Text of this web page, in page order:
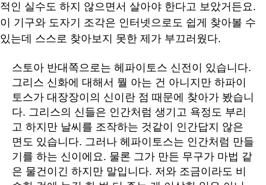
적인 실수도 하지 않으면서 살아야 한다고 보았거든요.
이 기구와 도자기 조각은 인터넷으로도 쉽게 찾아볼 수
있는데 스스로 찾아보지 못한 제가 부끄러웠다.
스토아 반대쪽으로는 헤파이토스 신전이 있습니다.
그리스 신화에 대해서 뭘 아는 건 아니지만 하파이
토스가 대장장이의 신이란 점 때문에 찾아가 봤습니
다. 그리스의 신들은 인간처럼 생기고 욕정도 부리
고 하지만 날씨를 조작하는 것같이 인간답지 않은
면도 있습니다. 그러나 헤파이토스는 인간처럼 만들
기를 하는 신이에요. 물론 그가 만든 무구가 마법 같
은 물건이긴 하지만 말입니다. 저와 조금이라도 비